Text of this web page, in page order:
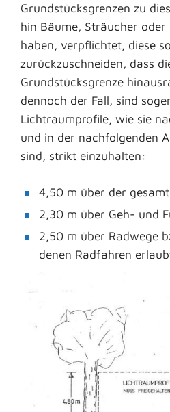
Grundstücksgrenzen zu
hin Bäume, Sträucher oder
haben, verpflichtet, diese
zurückzuschneiden, dass
Grundstücksgrenze
dennoch der Fall, sind
Lichtraumprofile, wie sie
und in der nachfolgenden
sind, strikt einzuhalten:
4,50 m über der
2,30 m über Geh- und
2,50 m über Radwege
denen Radfahren